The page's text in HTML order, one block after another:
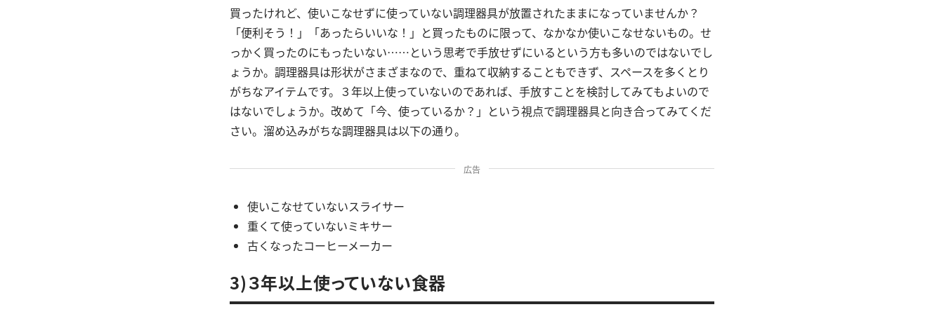
買ったけれど、使いこなせずに使っていない調理器具が放置されたままになっていませんか？
「便利そう！」「あったらいいな！」と買ったものに限って、なかなか使いこなせないもの。せ
っかく買ったのにもったいない……という思考で手放せずにいるという方も多いのではないでし
ょうか。調理器具は形状がさまざまなので、重ねて収納することもできず、スペースを多くとり
がちなアイテムです。３年以上使っていないのであれば、手放すことを検討してみてもよいので
はないでしょうか。改めて「今、使っているか？」という視点で調理器具と向き合ってみてくだ
さい。溜め込みがちな調理器具は以下の通り。
広告
使いこなせていないスライサー
重くて使っていないミキサー
古くなったコーヒーメーカー
3)３年以上使っていない食器